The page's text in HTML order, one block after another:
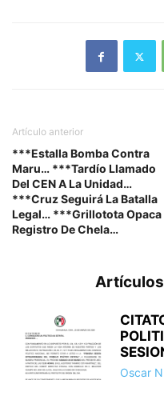
Artículo anterior
***Estalla Bomba Contra
Maru… ***Tardío Llamado
Del CEN A La Unidad…
***Cruz Seguirá La Batalla
Legal… ***Grillotota Opaca
Registro De Chela…
Oscar